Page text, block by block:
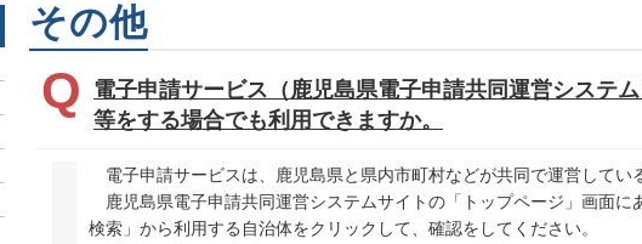
その他
電子申請サービス（鹿児島県電子申請共同運営システ
等をする場合でも利用できますか。
電子申請サービスは、鹿児島県と県内市町村などが共同で運営してい
鹿児島県電子申請共同運営システムサイトの「トップページ」画面に
検索」から利用する自治体をクリックして、確認をしてください。